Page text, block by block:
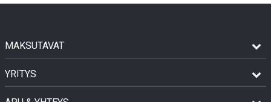
MAKSUTAVAT
YRITYS